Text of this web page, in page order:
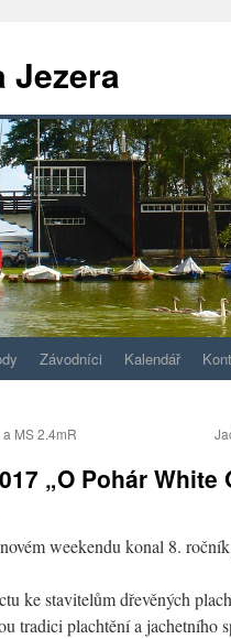
Jezera
Závodníci Kalendář
MS 2.4mR
„O Pohár White
weekendu konal 8.
ke stavitelům dřevěných
tradici plachtění a jachetního